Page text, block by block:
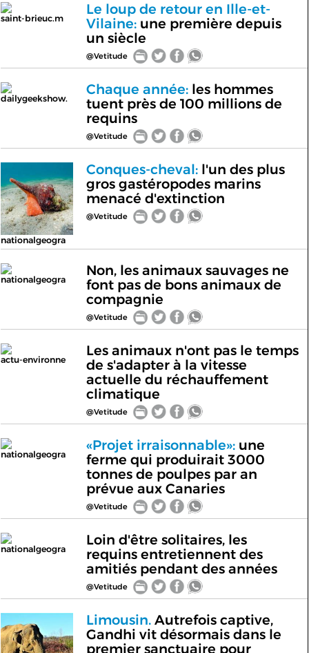
saint-brieuc.m
Le loup de retour en Ille-et-
Vilaine:une première depuis
un siècle
@Vetitude
dailygeekshow.
Chaque année:les hommes
tuent près de 100 millions de
requins
@Vetitude
nationalgeogra
Conques-cheval:l'un des plus
gros gastéropodes marins
menacé d'extinction
@Vetitude
nationalgeogra
Non, les animaux sauvages ne
font pas de bons animaux de
compagnie
@Vetitude
actu-environne
Les animaux n'ont pas le temps
de s'adapter à la vitesse
actuelle du réchauffement
climatique
@Vetitude
nationalgeogra
«Projet irraisonnable»:une
ferme qui produirait 3000
tonnes de poulpes par an
prévue aux Canaries
@Vetitude
nationalgeogra
Loin d'être solitaires, les
requins entretiennent des
amitiés pendant des années
@Vetitude
Limousin.Autrefois captive,
Gandhi vit désormais dans le
premier sanctuaire pour